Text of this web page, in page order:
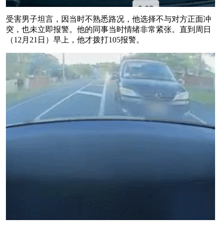
受害男子坦言，因当时不熟悉路况，他选择不与对方正面冲
突，也未立即报警。他的同事当时情绪非常紧张。直到周日
（12月21日）早上，他才拨打105报警。